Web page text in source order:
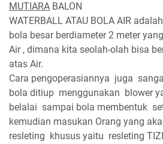
MUTIARA BALON
WATERBALL ATAU BOLA AIR
bola besar berdiameter 2 meter
Air , dimana kita seolah-olah bisa
atas Air.
Cara pengoperasiannya juga
bola ditiup menggunakan blower
belalai sampai bola membentuk
kemudian masukan Orang yang
resleting khusus yaitu resleting